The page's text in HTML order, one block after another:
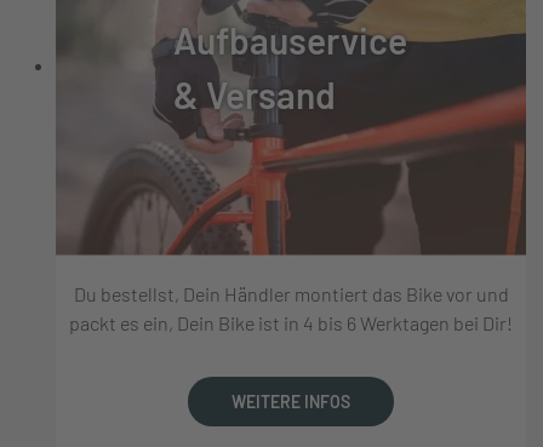
Aufbauservice
& Versand
Du bestellst, Dein Händler montiert das Bike vor und
packt es ein, Dein Bike ist in 4 bis 6 Werktagen bei Dir!
WEITERE INFOS